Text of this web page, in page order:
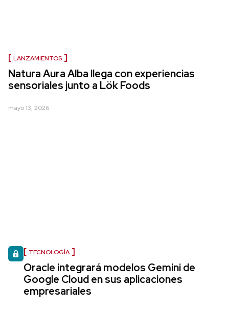
LANZAMIENTOS
Natura Aura Alba llega con experiencias
sensoriales junto a Lök Foods
mayo 13, 2026
TECNOLOGÍA
Oracle integrará modelos Gemini de
Google Cloud en sus aplicaciones
empresariales